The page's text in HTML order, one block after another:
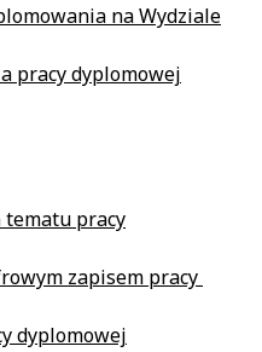
na Wydziale
pracy dyplomowej
tematu pracy
zapisem pracy
dyplomowej